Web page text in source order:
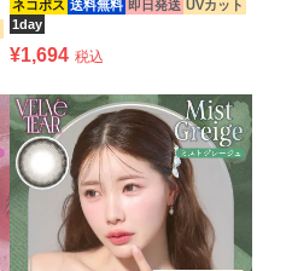
ネコポス 送料無料 即日発送 UVカット
1day
¥1,694 税込